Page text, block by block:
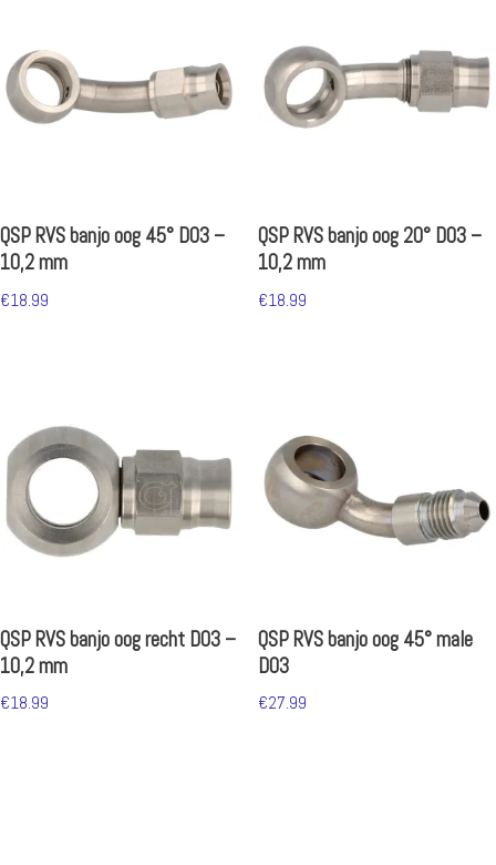
QSP RVS banjo oog 45° D03 –
10,2 mm
€18.99
QSP RVS banjo oog 20° D03 –
10,2 mm
€18.99
QSP RVS banjo oog recht D03 –
10,2 mm
€18.99
QSP RVS banjo oog 45° male
D03
€27.99